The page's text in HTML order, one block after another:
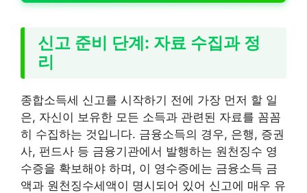
신고 준비 단계: 자료 수집과 정
리
종합소득세 신고를 시작하기 전에 가장 먼저 할 일
은, 자신이 보유한 모든 소득과 관련된 자료를 꼼꼼
히 수집하는 것입니다. 금융소득의 경우, 은행, 증권
사, 펀드사 등 금융기관에서 발행하는 원천징수 영
수증을 확보해야 하며, 이 영수증에는 금융소득 금
액과 원천징수세액이 명시되어 있어 신고에 매우 유